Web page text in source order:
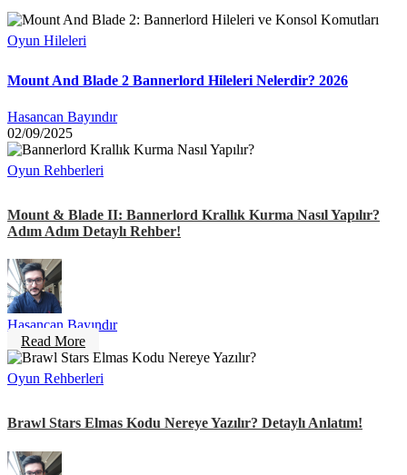
Oyun Hileleri
Mount And Blade 2 Bannerlord Hileleri Nelerdir? 2026
Hasancan Bayındır
02/09/2025
Oyun Rehberleri
Mount & Blade II: Bannerlord Krallık Kurma Nasıl Yapılır?
Adım Adım Detaylı Rehber!
Hasancan Bayındır
Read More
Oyun Rehberleri
Brawl Stars Elmas Kodu Nereye Yazılır? Detaylı Anlatım!